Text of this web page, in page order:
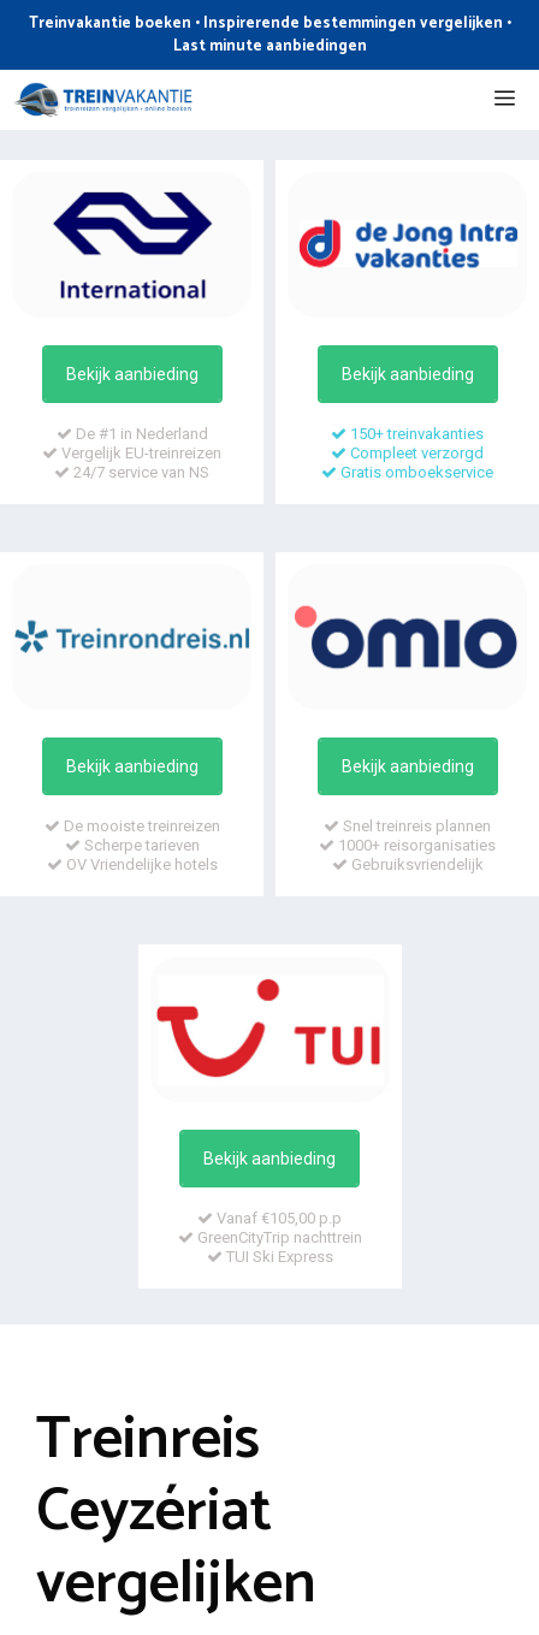
de
inhoud
Treinvakantie boeken • Inspirerende bestemmingen vergelijken •
Last minute aanbiedingen
Bekijk aanbieding
De #1 in Nederland
Vergelijk EU-treinreizen
24/7 service van NS
Bekijk aanbieding
150+ treinvakanties
Compleet verzorgd
Gratis omboekservice
Bekijk aanbieding
De mooiste treinreizen
Scherpe tarieven
OV Vriendelijke hotels
Bekijk aanbieding
Snel treinreis plannen
1000+ reisorganisaties
Gebruiksvriendelijk
Bekijk aanbieding
Vanaf €105,00 p.p
GreenCityTrip nachttrein
TUI Ski Express
Treinreis
Ceyzériat
vergelijken